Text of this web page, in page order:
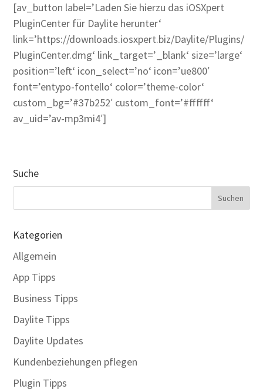
[av_button label=’Laden Sie hierzu das iOSXpert
PluginCenter für Daylite herunter‘
link=’https://downloads.iosxpert.biz/Daylite/Plugins/
PluginCenter.dmg‘ link_target=’_blank‘ size=’large‘
position=’left‘ icon_select=’no‘ icon=’ue800′
font=’entypo-fontello‘ color=’theme-color‘
custom_bg=’#37b252′ custom_font=’#ffffff‘
av_uid=’av-mp3mi4′]
Suche
Kategorien
Allgemein
App Tipps
Business Tipps
Daylite Tipps
Daylite Updates
Kundenbeziehungen pflegen
Plugin Tipps